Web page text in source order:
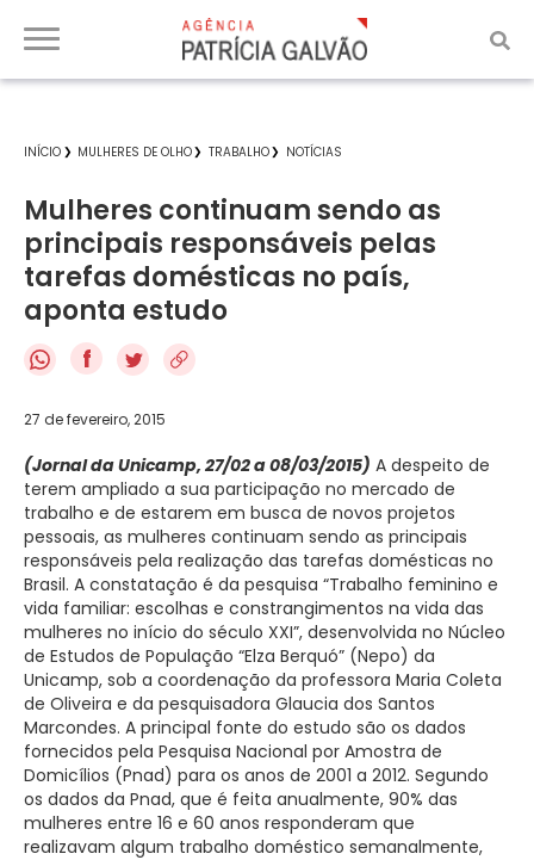
INÍCIO MULHERES DE OLHO TRABALHO NOTÍCIAS
Mulheres continuam sendo as
principais responsáveis pelas
tarefas domésticas no país,
aponta estudo
f
27 de fevereiro, 2015
(Jornal da Unicamp, 27/02 a 08/03/2015) A despeito de
terem ampliado a sua participação no mercado de
trabalho e de estarem em busca de novos projetos
pessoais, as mulheres continuam sendo as principais
responsáveis pela realização das tarefas domésticas no
Brasil. A constatação é da pesquisa “Trabalho feminino e
vida familiar: escolhas e constrangimentos na vida das
mulheres no início do século XXI”, desenvolvida no Núcleo
de Estudos de População “Elza Berquó” (Nepo) da
Unicamp, sob a coordenação da professora Maria Coleta
de Oliveira e da pesquisadora Glaucia dos Santos
Marcondes. A principal fonte do estudo são os dados
fornecidos pela Pesquisa Nacional por Amostra de
Domicílios (Pnad) para os anos de 2001 a 2012. Segundo
os dados da Pnad, que é feita anualmente, 90% das
mulheres entre 16 e 60 anos responderam que
realizavam algum trabalho doméstico semanalmente,